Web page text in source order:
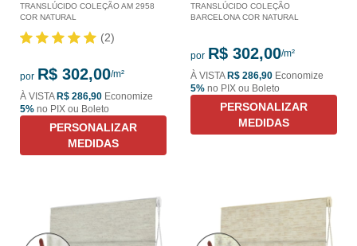
TRANSLÚCIDO COLEÇÃO AM 2958
COR NATURAL
(2)
por R$ 302,00
À VISTAR$ 286,90 Economize
5% no PIX ou Boleto
PERSONALIZAR
MEDIDAS
TRANSLÚCIDO COLEÇÃO
BARCELONA COR NATURAL
por R$ 302,00
À VISTAR$ 286,90 Economize
5% no PIX ou Boleto
PERSONALIZAR
MEDIDAS